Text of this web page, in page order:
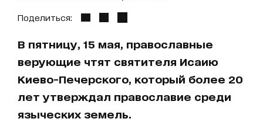
Поделиться:
В пятницу, 15 мая, православные
верующие чтят святителя Исаию
Киево-Печерского, который более 20
лет утверждал православие среди
языческих земель.